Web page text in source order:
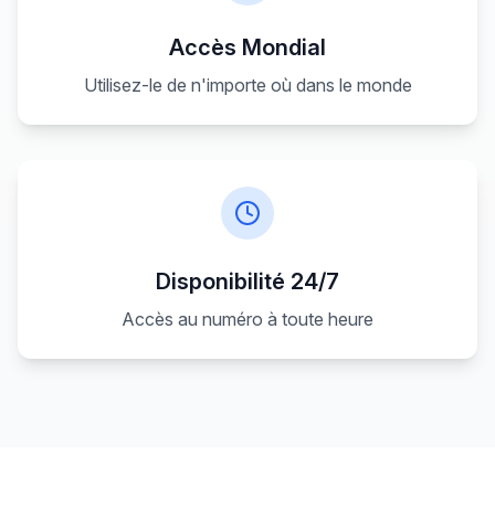
Accès Mondial
Utilisez-le de n'importe où dans le monde
Disponibilité 24/7
Accès au numéro à toute heure